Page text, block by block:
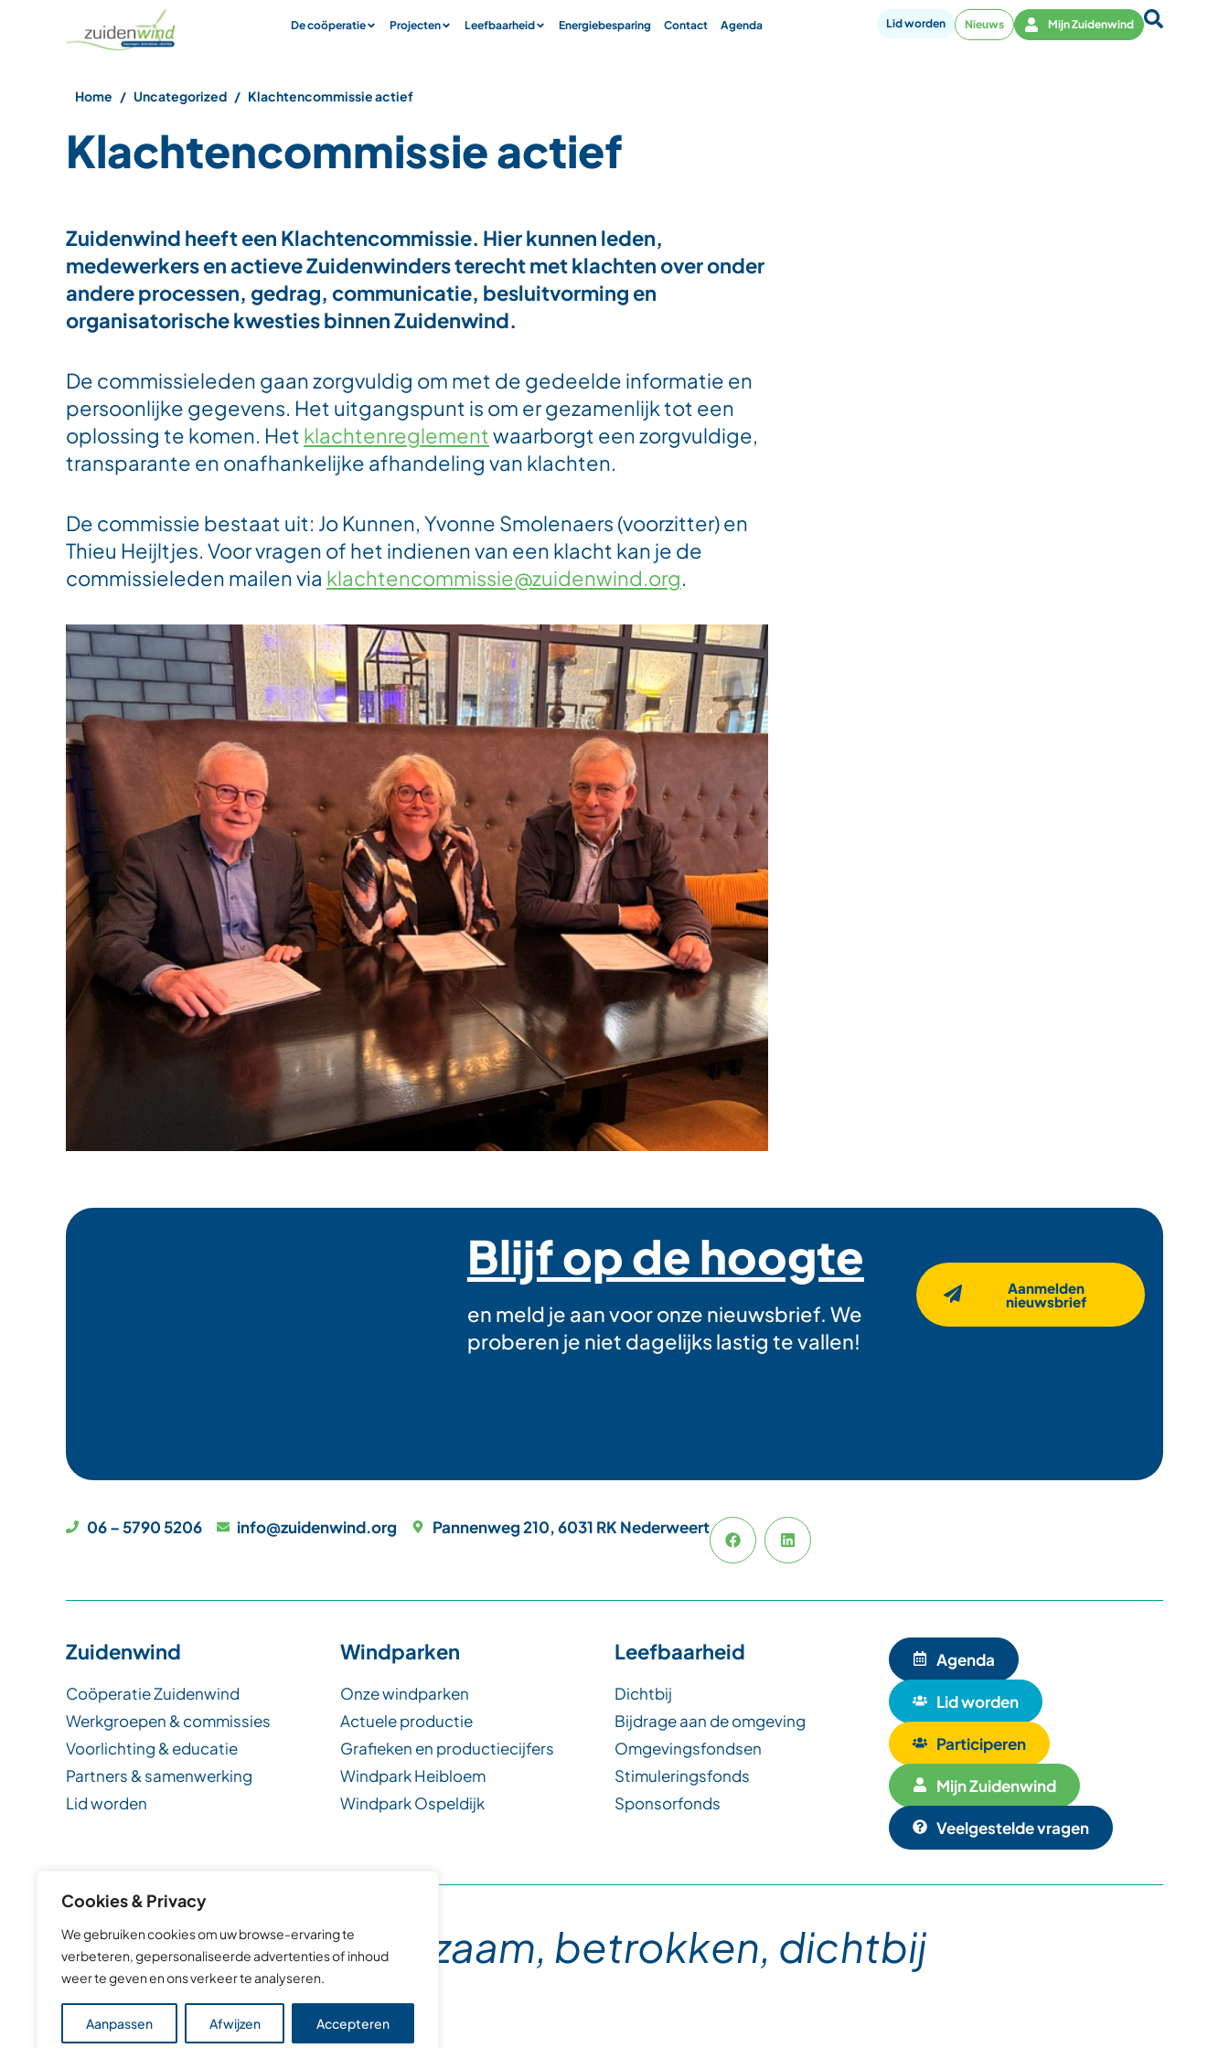
Cookies & Privacy
We gebruiken cookies om uw browse-ervaring te
verbeteren, gepersonaliseerde advertenties of inhoud
weer te geven en ons verkeer te analyseren.
Aanpassen Afwijzen Accepteren
De coöperatie Projecten Leefbaarheid Energiebesparing Contact Agenda Lid worden Nieuws Mijn Zuidenwind
Home Uncategorized Klachtencommissie actief
Klachtencommissie actief
Zuidenwind heeft een Klachtencommissie. Hier kunnen leden,
medewerkers en actieve Zuidenwinders terecht met klachten over onder
andere processen, gedrag, communicatie, besluitvorming en
organisatorische kwesties binnen Zuidenwind.
De commissieleden gaan zorgvuldig om met de gedeelde informatie en
persoonlijke gegevens. Het uitgangspunt is om er gezamenlijk tot een
oplossing te komen. Het klachtenreglementwaarborgt een zorgvuldige,
transparante en onafhankelijke afhandeling van klachten.
De commissie bestaat uit: Jo Kunnen, Yvonne Smolenaers (voorzitter) en
Thieu Heijltjes. Voor vragen of het indienen van een klacht kan je de
commissieleden mailen via klachtencommissie@zuidenwind.org.
Blijf op de hoogte
en meld je aan voor onze nieuwsbrief. We
proberen je niet dagelijks lastig te vallen!
Aanmelden
nieuwsbrief
06 – 5790 5206 info@zuidenwind.org Pannenweg 210, 6031 RK Nederweert
Zuidenwind
Coöperatie Zuidenwind
Werkgroepen & commissies
Voorlichting & educatie
Partners & samenwerking
Lid worden
Windparken
Onze windparken
Actuele productie
Grafieken en productiecijfers
Windpark Heibloem
Windpark Ospeldijk
Leefbaarheid
Dichtbij
Bijdrage aan de omgeving
Omgevingsfondsen
Stimuleringsfonds
Sponsorfonds
Agenda
Lid worden
Participeren
Mijn Zuidenwind
Veelgestelde vragen
Duurzaam, betrokken, dichtbij